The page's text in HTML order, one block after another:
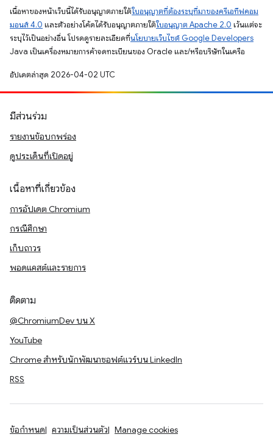
เนื้อหาของหน้าเว็บนี้ได้รับอนุญาตภายใต้ใบอนุญาตที่ต้องระบุที่มาของครีเอทีฟคอม
มอนส์ 4.0 และตัวอย่างโค้ดได้รับอนุญาตภายใต้ใบอนุญาต Apache 2.0 เว้นแต่จะ
ระบุไว้เป็นอย่างอื่น โปรดดูรายละเอียดที่นโยบายเว็บไซต์ Google Developers
Java เป็นเครื่องหมายการค้าจดทะเบียนของ Oracle และ/หรือบริษัทในเครือ
อัปเดตล่าสุด 2026-04-02 UTC
มีส่วนร่วม
รายงานข้อบกพร่อง
ดูประเด็นที่เปิดอยู่
เนื้อหาที่เกี่ยวข้อง
การอัปเดต Chromium
กรณีศึกษา
เก็บถาวร
พอดแคสต์และรายการ
ติดตาม
@ChromiumDev บน X
YouTube
Chrome สำหรับนักพัฒนาซอฟต์แวร์บน LinkedIn
RSS
ข้อกำหนด ความเป็นส่วนตัว Manage cookies